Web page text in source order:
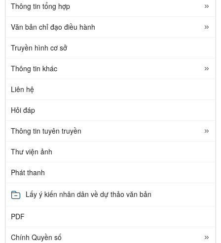
Thông tin tổng hợp
Văn bản chỉ đạo điều hành
Truyền hình cơ sở
Thông tin khác
Liên hệ
Hỏi đáp
Thông tin tuyên truyền
Thư viện ảnh
Phát thanh
Lấy ý kiến nhân dân về dự thảo văn bản
PDF
Chính Quyền số